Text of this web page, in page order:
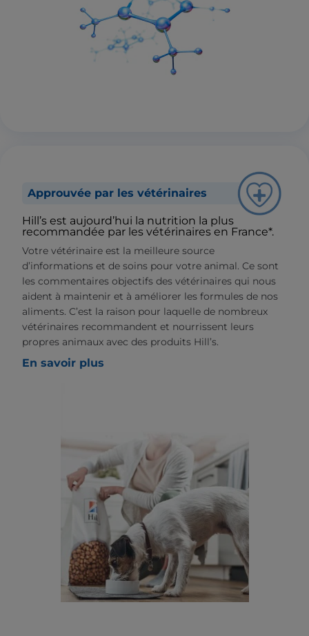
Approuvée par les vétérinaires
Hill’s est aujourd’hui la nutrition la plus
recommandée par les vétérinaires en France*.
Votre vétérinaire est la meilleure source
d’informations et de soins pour votre animal. Ce sont
les commentaires objectifs des vétérinaires qui nous
aident à maintenir et à améliorer les formules de nos
aliments. C’est la raison pour laquelle de nombreux
vétérinaires recommandent et nourrissent leurs
propres animaux avec des produits Hill’s.
En savoir plus